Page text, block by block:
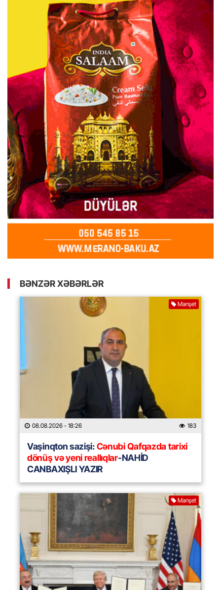
BƏNZƏR XƏBƏRLƏR
Manşet
08.08.2026 - 18:26 183
Vaşinqton sazişi:Cənubi Qafqazda tarixi
dönüş və yeni reallıqlar-NAHİD
CANBAXIŞLI YAZIR
Manşet